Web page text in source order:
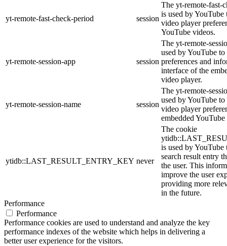
yt-remote-fast-check-period session
The yt-remote-fast-
is used by YouTube
video player
YouTube videos.
yt-remote-session-app session
The yt-remote-
used by YouTube to
preferences and
interface of the
video player.
yt-remote-session-name session
The yt-remote-
used by YouTube to
video player
embedded
ytidb::LAST_RESULT_ENTRY_KEY never
The cookie
is used by YouTube
search result entry
the user. This
improve the user
providing more
in the future.
Performance
Performance
Performance cookies are used to understand and analyze the key
performance indexes of the website which helps in delivering a
better user experience for the visitors.